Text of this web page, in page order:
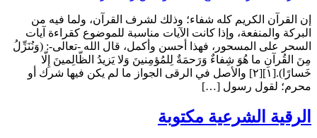
إن القرآن الكريم كله شفاء؛ وذلك لشرف القرآن، ولما فيه من
البركة والمنفعة، وإذا كانت الآيات مناسبة للموضوع كقراءة آيات
السحر على المسحور، فهذا أحسن وأكمل، قال الله -تعالى-: (وَنُنَزِّلُ
مِنَ القُرآنِ ما هُوَ شِفاءٌ وَرَحمَةٌ لِلمُؤمِنينَ وَلا يَزيدُ الظّالِمينَ إِلّا
خَسارًا).[١][٢] والأصل في الرقى الجواز ما لم يكن فيها شرك أو
محرم؛ لقول رسول […]
الرقية الشرعية مكتوبة